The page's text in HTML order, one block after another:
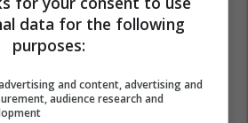
në rehabilitim në Gjermani.
ai dhe vajza e tij
barbeque dhe bisedonin
data for the following
purposes:
and content, advertising and
audience research and